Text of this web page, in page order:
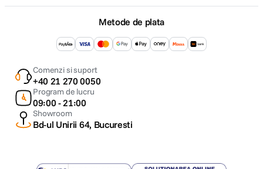
Metode de plata
Comenzi si suport
+40 21 270 0050
Program de lucru
09:00 - 21:00
Showroom
Bd-ul Unirii 64, Bucuresti